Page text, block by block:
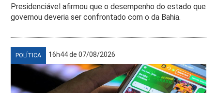
Presidenciável afirmou que o desempenho do estado que
governou deveria ser confrontado com o da Bahia.
POLÍTICA 16h44 de 07/08/2026